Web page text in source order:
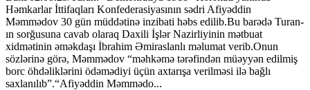
Həmkarlar İttifaqları Konfederasiyasının sədri Afiyəddin
Məmmədov 30 gün müddətinə inzibati həbs edilib.Bu barədə Turan-
ın sorğusuna cavab olaraq Daxili İşlər Nazirliyinin mətbuat
xidmətinin əməkdaşı İbrahim Əmiraslanlı məlumat verib.Onun
sözlərinə görə, Məmmədov “məhkəmə tərəfindən müəyyən edilmiş
borc öhdəliklərini ödəmədiyi üçün axtarışa verilməsi ilə bağlı
saxlanılıb”.“Afiyəddin Məmmədo...